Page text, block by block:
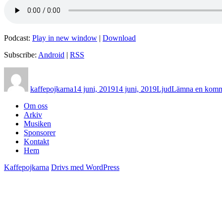
Podcast: Play in new window | Download
Subscribe: Android | RSS
kaffepojkarna14 juni, 201914 juni, 2019LjudLämna en
Om oss
Arkiv
Musiken
Sponsorer
Kontakt
Hem
Kaffepojkarna Drivs med WordPress